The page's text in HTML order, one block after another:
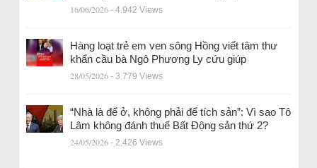
16/06/2026 - 4.942 Views
Hàng loạt trẻ em ven sông Hồng viết tâm thư
khẩn cầu bà Ngô Phương Ly cứu giúp
28/05/2026 - 3.779 Views
“Nhà là để ở, không phải để tích sản”: Vì sao Tô
Lâm không đánh thuế Bất Động sản thứ 2?
24/05/2026 - 2.426 Views